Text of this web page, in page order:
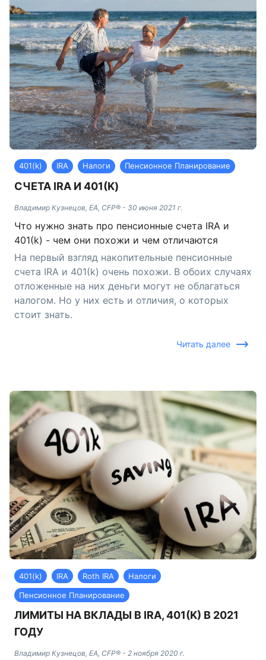
401(k) IRA Налоги Пенсионное Планирование
СЧЕТА IRA И 401(K)
Владимир Кузнецов, EA, CFP® - 30 июня 2021 г.
Что нужно знать про пенсионные счета IRA и
401(k) - чем они похожи и чем отличаются
На первый взгляд накопительные пенсионные
счета IRA и 401(k) очень похожи. В обоих случаях
отложенные на них деньги могут не облагаться
налогом. Но у них есть и отличия, о которых
стоит знать.
Читать далее
401(k) IRA Roth IRA
Налоги
Пенсионное Планирование
ЛИМИТЫ НА ВКЛАДЫ В IRA, 401(K) В 2021
ГОДУ
Владимир Кузнецов, EA, CFP® - 2 ноября 2020 г.